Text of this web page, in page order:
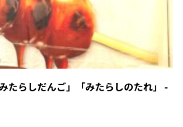
たらしだんご」「みたらしのたれ」 -